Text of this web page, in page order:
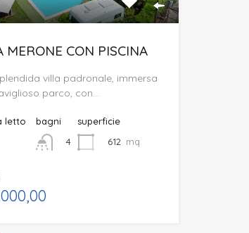
MERONE CON PISCINA
villa padronale, immersa
parco, con…
letto
bagni
4
superficie
612 mq